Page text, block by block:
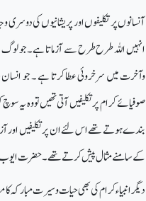
آنسانوں پر تکلیفوں اور پریشانیوں کی
انہیں اللہ طرح طرح سے آزماتا ہے ۔جو لوگ
وآخرت میں سرخروئی عطا کرتا ہے ۔ جو
صوفیائے کرام پر تکلیفیں آتی تھیں تو وہ یہ
بندے ہوتے تھے اس لئے ان پر تکلیفیں اور
کے سامنے مثال پیش کرتے تھے۔ حضرت ایوب
دیگر انبیاء کرام کی بھی حیات وسیرت مبارکہ